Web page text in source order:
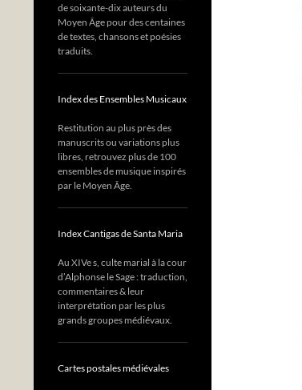
de soixante-dix auteurs du
Moyen Âge pour des centaines
de textes, chansons et poésies
traduits.
Index des Ensembles Musicaux
Restitution au plus près des
manuscrits ou variations plus
libres, retrouvez plus de 100
ensembles de musique inspirés
par le Moyen Âge.
Index Cantigas de Santa Maria
Au XIVe s, culte marial à la cour
d’Alphonse le Sage : traduction,
commentaires & leur
interprétation par les plus
grands groupes médiévaux.
Cartes postales médiévales